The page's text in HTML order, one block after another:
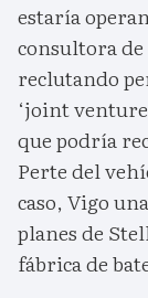
estaría
consultora
reclutando
‘joint
que podría
Perte del
caso, Vigo
planes de
fábrica de